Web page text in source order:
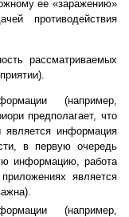
ее «заражению»
противодействия
рассматриваемых
(например,
предполагает, что
информация
в первую очередь
информацию, работа
является
(например,